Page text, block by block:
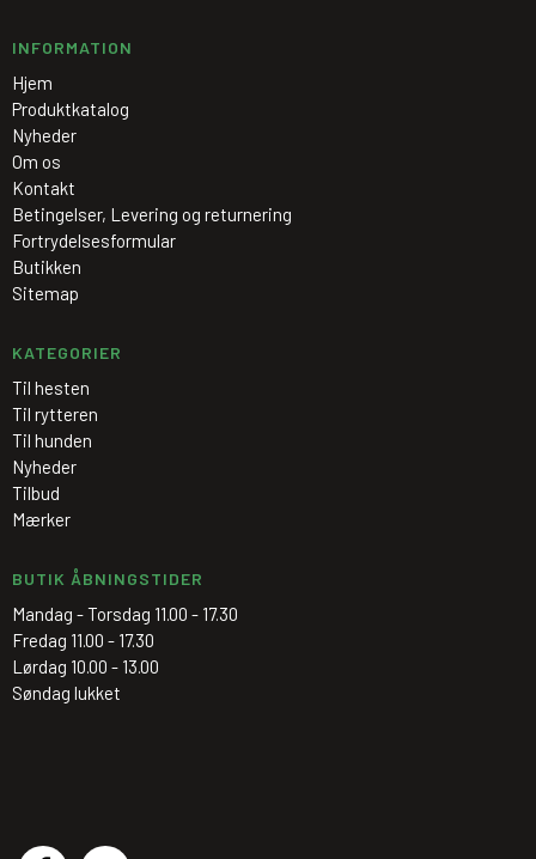
INFORMATION
Hjem
Produktkatalog
Nyheder
Om os
Kontakt
Betingelser, Levering og returnering
Fortrydelsesformular
Butikken
Sitemap
KATEGORIER
Til hesten
Til rytteren
Til hunden
Nyheder
Tilbud
Mærker
BUTIK ÅBNINGSTIDER
Mandag - Torsdag 11.00 - 17.30
Fredag 11.00 - 17.30
Lørdag 10.00 - 13.00
Søndag lukket